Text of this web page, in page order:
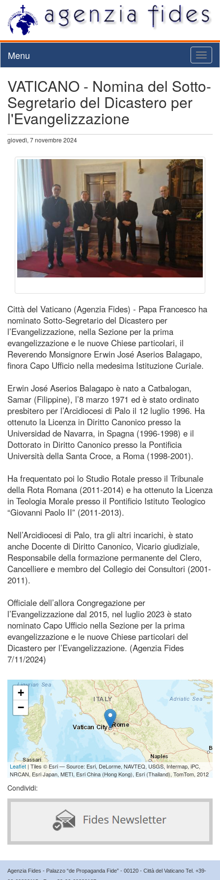
Menu
VATICANO - Nomina del Sotto-
Segretario del Dicastero per
l'Evangelizzazione
giovedì, 7 novembre 2024
Città del Vaticano (Agenzia Fides) - Papa Francesco ha
nominato Sotto-Segretario del Dicastero per
l’Evangelizzazione, nella Sezione per la prima
evangelizzazione e le nuove Chiese particolari, il
Reverendo Monsignore Erwin José Aserios Balagapo,
finora Capo Ufficio nella medesima Istituzione Curiale.
Erwin José Aserios Balagapo è nato a Catbalogan,
Samar (Filippine), l’8 marzo 1971 ed è stato ordinato
presbitero per l’Arcidiocesi di Palo il 12 luglio 1996. Ha
ottenuto la Licenza in Diritto Canonico presso la
Universidad de Navarra, in Spagna (1996-1998) e il
Dottorato in Diritto Canonico presso la Pontificia
Università della Santa Croce, a Roma (1998-2001).
Ha frequentato poi lo Studio Rotale presso il Tribunale
della Rota Romana (2011-2014) e ha ottenuto la Licenza
in Teologia Morale presso il Pontificio Istituto Teologico
“Giovanni Paolo II” (2011-2013).
Nell’Arcidiocesi di Palo, tra gli altri incarichi, è stato
anche Docente di Diritto Canonico, Vicario giudiziale,
Responsabile della formazione permanente del Clero,
Cancelliere e membro del Collegio dei Consultori (2001-
2011).
Officiale dell’allora Congregazione per
l’Evangelizzazione dal 2015, nel luglio 2023 è stato
nominato Capo Ufficio nella Sezione per la prima
evangelizzazione e le nuove Chiese particolari del
Dicastero per l’Evangelizzazione. (Agenzia Fides
7/11/2024)
+
−
Leaflet | Tiles © Esri — Source: Esri, DeLorme, NAVTEQ, USGS, Intermap, iPC,
NRCAN, Esri Japan, METI, Esri China (Hong Kong), Esri (Thailand), TomTom, 2012
Condividi:
Agenzia Fides - Palazzo “de Propaganda Fide” - 00120 - Città del Vaticano Tel. +39-